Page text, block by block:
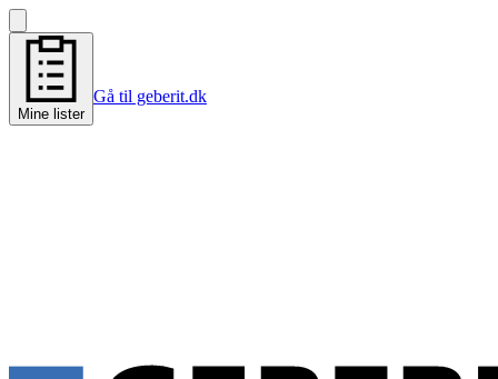
Mine lister
Gå til geberit.dk